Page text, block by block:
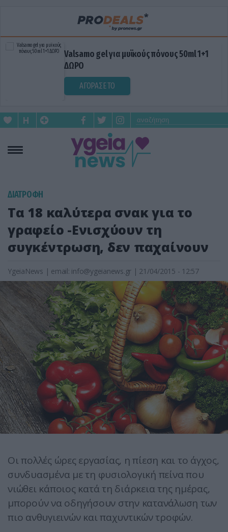
Valsamo gel για μυϊκούς πόνους 50ml 1+1
ΔΩΡΟ
ΑΓΟΡΑΣΕ ΤΟ
ΔΙΑΤΡΟΦΗ
Τα 18 καλύτερα σνακ για το
γραφείο -Ενισχύουν τη
συγκέντρωση, δεν παχαίνουν
YgeiaNews | email: info@ygeianews.gr | 21/04/2015 - 12:57
Οι πολλές ώρες εργασίας, η πίεση και το άγχος,
συνδυασμένα με τη φυσιολογική πείνα που
νιώθει κάποιος κατά τη διάρκεια της ημέρας,
μπορούν να οδηγήσουν στην κατανάλωση των
πιο ανθυγιεινών και παχυντικών τροφών.